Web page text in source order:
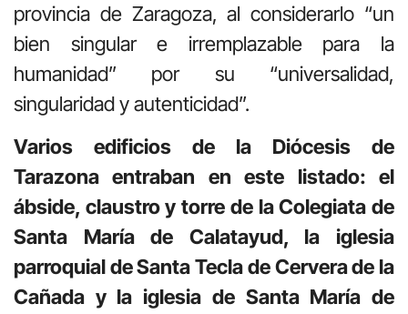
provincia de Zaragoza, al considerarlo “un
bien singular e irremplazable para la
humanidad” por su “universalidad,
singularidad y autenticidad”.
Varios edificios de la Diócesis de
Tarazona entraban en este listado: el
ábside, claustro y torre de la Colegiata de
Santa María de Calatayud, la iglesia
parroquial de Santa Tecla de Cervera de la
Cañada y la iglesia de Santa María de